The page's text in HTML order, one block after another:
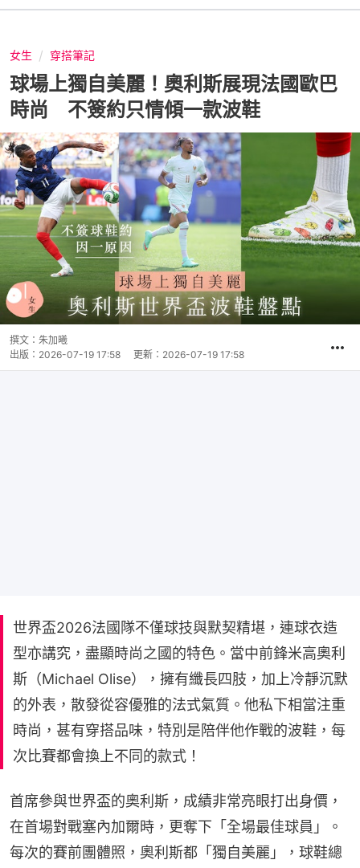
女生 穿搭筆記
球場上獨自美麗！奧利斯展現法國歐巴
時尚 不簽約只情傾一款波鞋
撰文： 朱加曦
出版： 2026-07-19 17:58 更新： 2026-07-19 17:58
世界盃2026法國隊不僅球技與默契精堪，連球衣造
型亦講究，盡顯時尚之國的特色。當中前鋒米高奧利
斯（Michael Olise），擁有纖長四肢，加上冷靜沉默
的外表，散發從容優雅的法式氣質。他私下相當注重
時尚，甚有穿搭品味，特別是陪伴他作戰的波鞋，每
次比賽都會換上不同的款式！
首席參與世界盃的奧利斯，成績非常亮眼打出身價，
在首場對戰塞內加爾時，更奪下「全場最佳球員」。
每次的賽前團體照，奧利斯都「獨自美麗」，球鞋總